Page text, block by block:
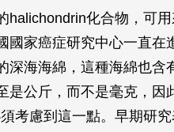
halichondrin化合物，可
國家癌症研究中心一直在
深海海綿，這種海綿也
是公斤，而不是毫克，因
考慮到這一點。早期研